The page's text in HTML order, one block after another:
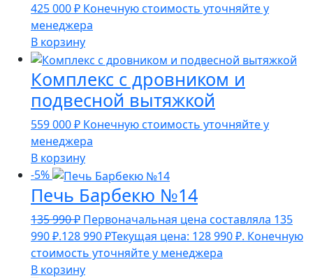
425 000₽ Конечную стоимость уточняйте у
менеджера
В корзину
Комплекс с дровником и
подвесной вытяжкой
559 000₽ Конечную стоимость уточняйте у
менеджера
В корзину
-5%
Печь Барбекю №14
135 990₽ Первоначальная цена составляла 135
990 ₽.128 990₽Текущая цена: 128 990 ₽. Конечную
стоимость уточняйте у менеджера
В корзину